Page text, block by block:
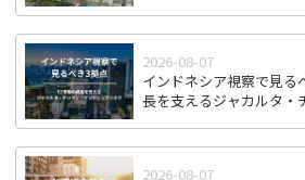
2026-08-07
インドネシア視察で見る
長を支えるジャカルタ・
2026-08-07